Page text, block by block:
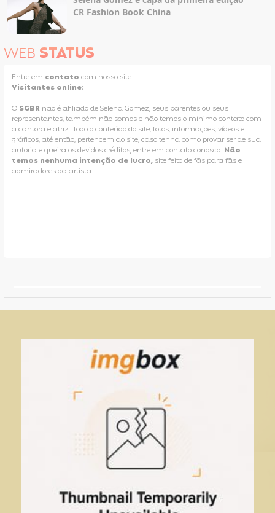
CR Fashion Book China
WEB STATUS
Entre em contato com nosso site
Visitantes online:
O SGBR não é afiliado de Selena Gomez, seus parentes ou seus
representantes, também não somos e não temos o mínimo contato com
a cantora e atriz. Todo o conteúdo do site, fotos, informações, vídeos e
gráficos, até então, pertencem ao site, caso tenha como provar ser de sua
autoria e queira os devidos créditos, entre em contato conosco. Não
temos nenhuma intenção de lucro, site feito de fãs para fãs e
admiradores da artista.